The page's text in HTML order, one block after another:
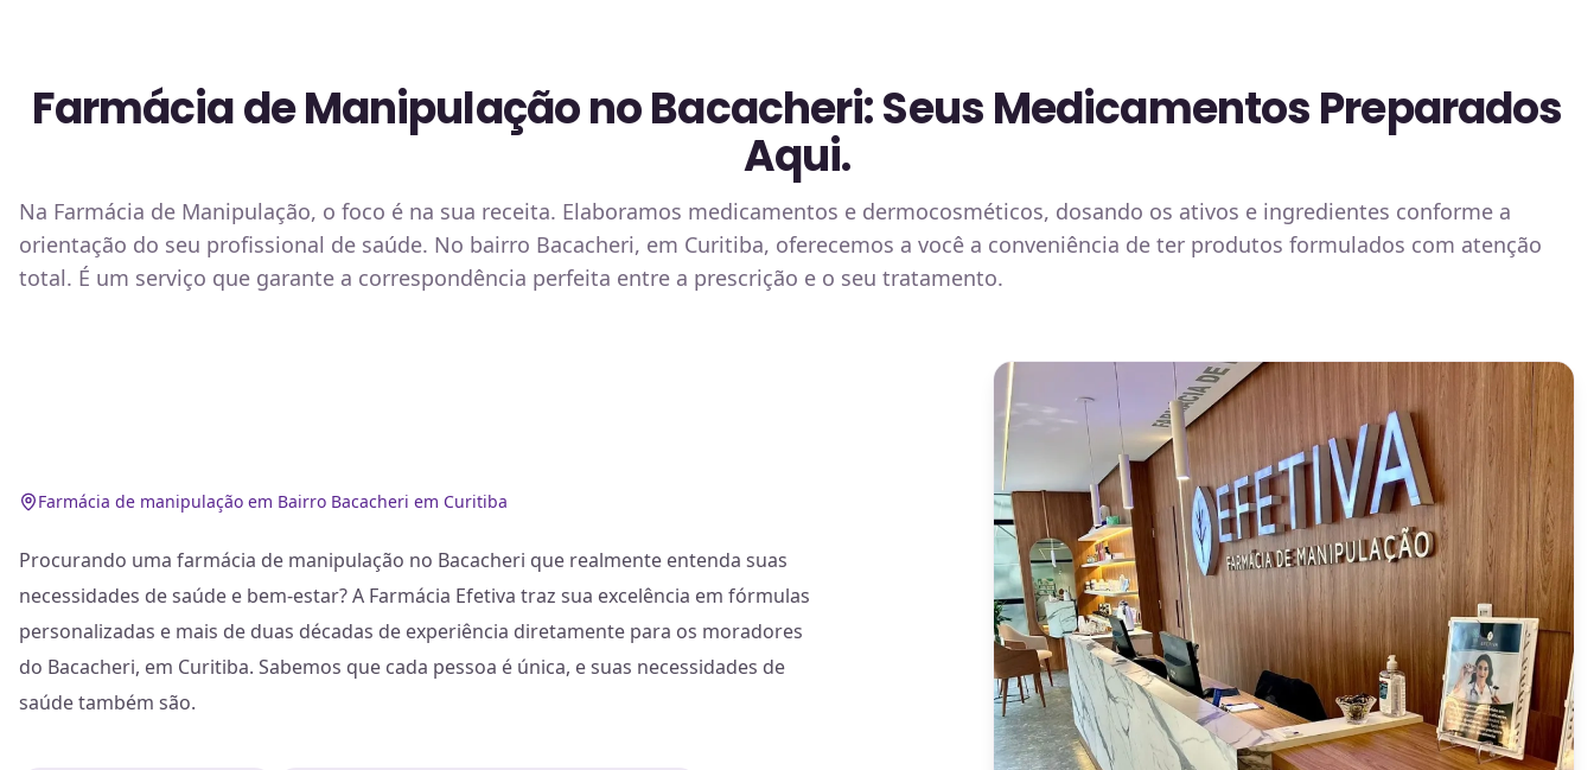
Farmácia de Manipulação no Bacacheri: Seus Medicamentos Preparados
Aqui.
Na Farmácia de Manipulação, o foco é na sua receita. Elaboramos medicamentos e dermocosméticos, dosando os ativos e ingredientes conforme a
orientação do seu profissional de saúde. No bairro Bacacheri, em Curitiba, oferecemos a você a conveniência de ter produtos formulados com atenção
total. É um serviço que garante a correspondência perfeita entre a prescrição e o seu tratamento.
Farmácia de manipulação em Bairro Bacacheri em Curitiba
Procurando uma farmácia de manipulação no Bacacheri que realmente entenda suas
necessidades de saúde e bem-estar? A Farmácia Efetiva traz sua excelência em fórmulas
personalizadas e mais de duas décadas de experiência diretamente para os moradores
do Bacacheri, em Curitiba. Sabemos que cada pessoa é única, e suas necessidades de
saúde também são.